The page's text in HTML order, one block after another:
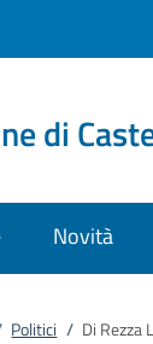
di
Novità
Politici / Di Rezza